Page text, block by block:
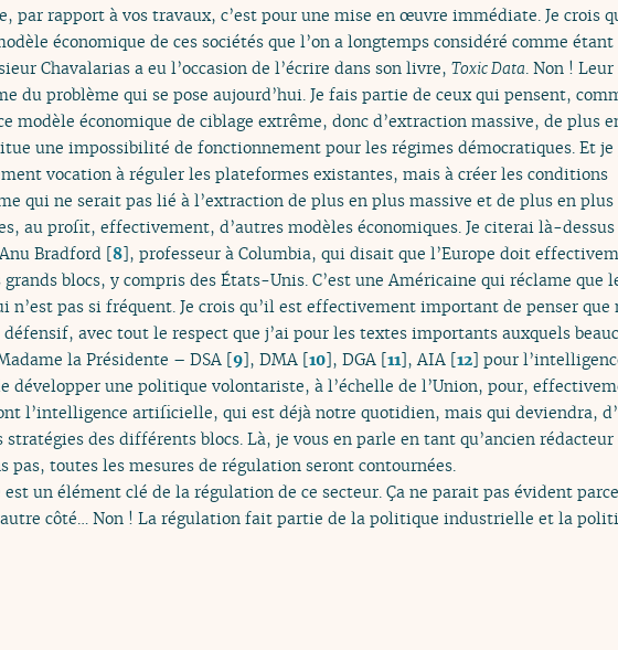
rapport à vos travaux, c’est pour une mise en œuvre immédiate. Je crois
économique de ces sociétés que l’on a longtemps considéré comme étant
Chavalarias a eu l’occasion de l’écrire dans son livre, Toxic Data . Non !
du problème qui se pose aujourd’hui. Je fais partie de ceux qui pensent,
modèle économique de ciblage extrême, donc d’extraction massive, de plus
une impossibilité de fonctionnement pour les régimes démocratiques. Et je
vocation à réguler les plateformes existantes, mais à créer les conditions
qui ne serait pas lié à l’extraction de plus en plus massive et de plus en
au profit, effectivement, d’autres modèles économiques. Je citerai là-
Bradford [8], professeur à Columbia, qui disait que l’Europe doit
blocs, y compris des États-Unis. C’est une Américaine qui réclame que
n’est pas si fréquent. Je crois qu’il est effectivement important de penser que
avec tout le respect que j’ai pour les textes importants auxquels
la Présidente – DSA [9], DMA [10], DGA [11], AIA [12] pour
une politique volontariste, à l’échelle de l’Union, pour,
l’intelligence artificielle, qui est déjà notre quotidien, mais qui deviendra,
des différents blocs. Là, je vous en parle en tant qu’ancien rédacteur
toutes les mesures de régulation seront contournées.
un élément clé de la régulation de ce secteur. Ça ne parait pas évident parce
côté… Non ! La régulation fait partie de la politique industrielle et la